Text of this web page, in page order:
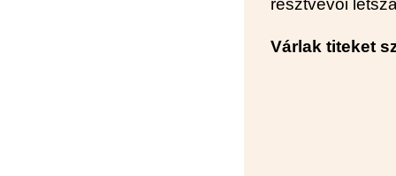
résztvevői
Várlak titeket